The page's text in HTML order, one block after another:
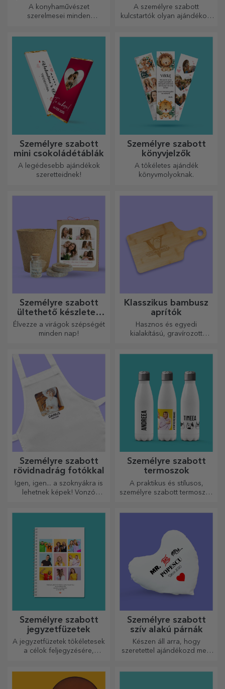
A konyhaművészet
szerelmesei minden
tálalásához.
A személyre szabott
kulcstartók olyan ajándékok,
hogy minden nap
emlékeztessék őket rád.
Személyre szabott
mini csokoládétáblák
A legédesebb ajándékok
szeretteidnek!
Személyre szabott
könyvjelzők
A tökéletes ajándék
könyvmolyoknak.
Személyre szabott
ültethető készletek
ajándékba
Élvezze a virágok szépségét
minden nap!
Klasszikus bambusz
aprítók
Hasznos és egyedi
kialakítású, gravírozott
Személyre szabott
rövidnadrág fotókkal
Igen, igen... a szoknyákra is
lehetnek képek! Vonzó
Személyre szabott
termoszok
A praktikus és stílusos,
személyre szabott termoszok
Személyre szabott
jegyzetfüzetek
A jegyzetfüzetek tökéletesek
a célok feljegyzésére,
Személyre szabott
szív alakú párnák
Készen áll arra, hogy
szeretettel ajándékozd meg